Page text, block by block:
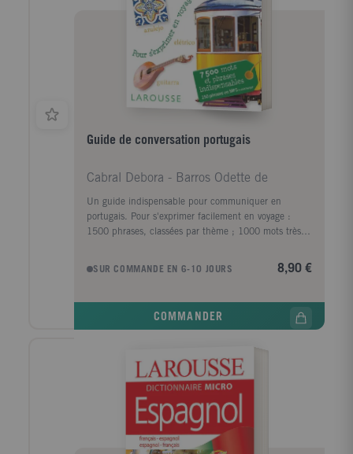
faciliter sa recherche. La traduction est accompagnée
d'une transcription phonétique simplifiée.3) Deux
dictionnaires de 5 000 mots: les dictionnaires
français-espagnol, espagnol-français contiennent les
mots les plus fréquents ainsi que les mots utiles en
Guide de conversation portugais
Cabral Debora - Barros Odette de
Un guide indispensable pour communiquer en
portugais. Pour s'exprimer facilement en voyage :
1500 phrases, classées par thème ; 1000 mots très
; Une grammaire détaillée ; Un dictionnaire français-
informations culturelles ; Un dictionnaire portugais-
SUR COMMANDE EN 6-10 JOURS 8,90 €
COMMANDER